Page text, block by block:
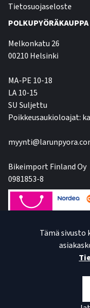
Tietosuojaseloste
POLKUPYÖRÄKAUPPA
Melkonkatu 26
00210 Helsinki
MA-PE 10-18
LA 10-15
SU Suljettu
Poikkeusaukioloajat:
Bikeimport Finland Oy
0981853-8
Tämä sivusto